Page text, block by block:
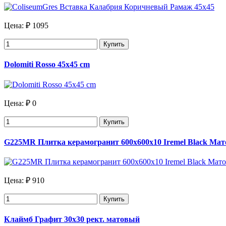
Цена: ₽ 1095
Купить
Dolomiti Rosso 45x45 cm
Цена: ₽ 0
Купить
G225MR Плитка керамогранит 600х600х10 Iremel Black
Цена: ₽ 910
Купить
Клаймб Графит 30х30 рект. матовый